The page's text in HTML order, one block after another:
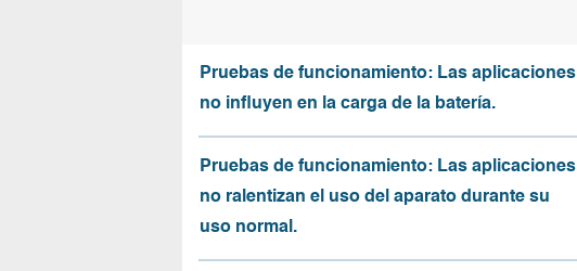
Pruebas de funcionamiento: Las aplicaciones
no influyen en la carga de la batería.
Pruebas de funcionamiento: Las aplicaciones
no ralentizan el uso del aparato durante su
uso normal.